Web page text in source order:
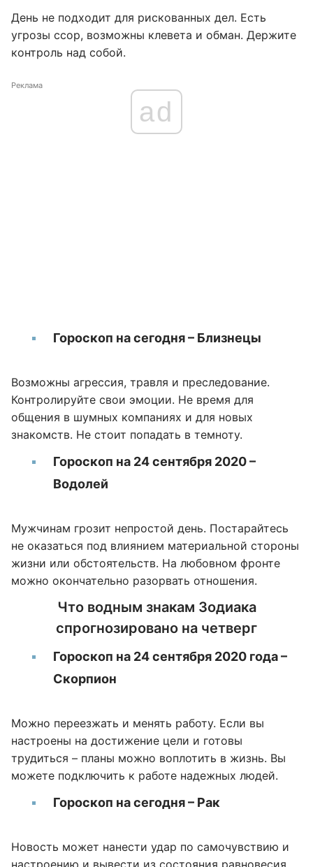
День не подходит для рискованных дел. Есть
угрозы ссор, возможны клевета и обман. Держите
контроль над собой.
Реклама
ad
Гороскоп на сегодня – Близнецы
Возможны агрессия, травля и преследование.
Контролируйте свои эмоции. Не время для
общения в шумных компаниях и для новых
знакомств. Не стоит попадать в темноту.
Гороскоп на 24 сентября 2020 –
Водолей
Мужчинам грозит непростой день. Постарайтесь
не оказаться под влиянием материальной стороны
жизни или обстоятельств. На любовном фронте
можно окончательно разорвать отношения.
Что водным знакам Зодиака
спрогнозировано на четверг
Гороскоп на 24 сентября 2020 года –
Скорпион
Можно переезжать и менять работу. Если вы
настроены на достижение цели и готовы
трудиться – планы можно воплотить в жизнь. Вы
можете подключить к работе надежных людей.
Гороскоп на сегодня – Рак
Новость может нанести удар по самочувствию и
настроению и вывести из состояния равновесия.